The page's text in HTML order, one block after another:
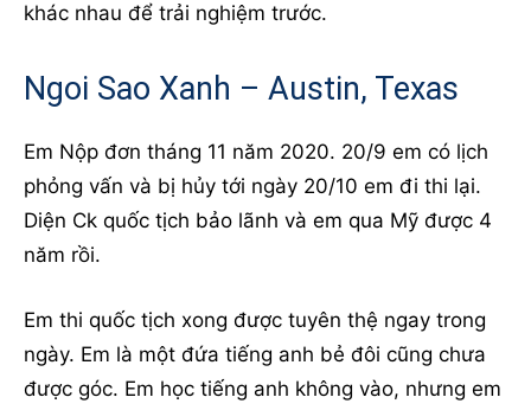
khác nhau để trải nghiệm trước.
Ngoi Sao Xanh – Austin, Texas
Em Nộp đơn tháng 11 năm 2020. 20/9 em có lịch
phỏng vấn và bị hủy tới ngày 20/10 em đi thi lại.
Diện Ck quốc tịch bảo lãnh và em qua Mỹ được 4
năm rồi.
Em thi quốc tịch xong được tuyên thệ ngay trong
ngày. Em là một đứa tiếng anh bẻ đôi cũng chưa
được góc. Em học tiếng anh không vào, nhưng em